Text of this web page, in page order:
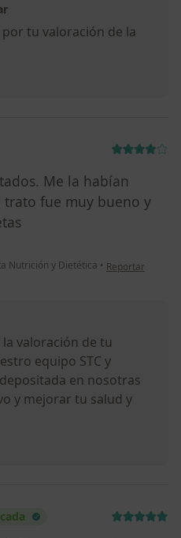
tu valoración de la
Me la habían
trato fue muy bueno y
Nutrición y Dietética • en opinión del
Reportar
valoración de tu
equipo STC y
en nosotras
y mejorar tu salud y